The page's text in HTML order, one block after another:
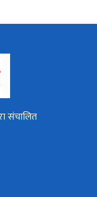
संचालित